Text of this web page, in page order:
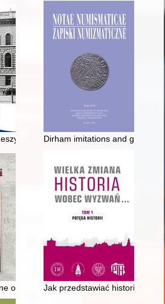
Niemieckiej? : sytuacja
Dirham imitations and glass
osadnictwo wiejskie w okolicach
Jak przedstawiać historię w